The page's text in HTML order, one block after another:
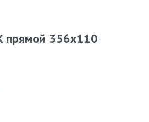
прямой 356х110